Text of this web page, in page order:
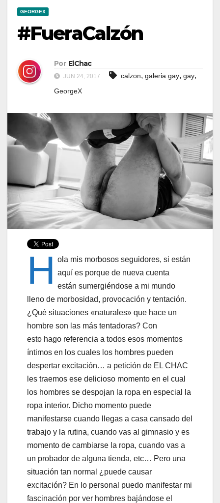
GEORGEX
#FueraCalzón
Por ElChac
JUN 24, 2017 calzon, galeria gay, gay,
GeorgeX
H ola mis morbosos seguidores, si están
aquí es porque de nueva cuenta
están sumergiéndose a mi mundo
lleno de morbosidad, provocación y tentación.
¿Qué situaciones «naturales» que hace un
hombre son las más tentadoras? Con
esto hago referencia a todos esos momentos
íntimos en los cuales los hombres pueden
despertar excitación… a petición de EL CHAC
les traemos ese delicioso momento en el cual
los hombres se despojan la ropa en especial la
ropa interior. Dicho momento puede
manifestarse cuando llegas a casa cansado del
trabajo y la rutina, cuando vas al gimnasio y es
momento de cambiarse la ropa, cuando vas a
un probador de alguna tienda, etc… Pero una
situación tan normal ¿puede causar
excitación? En lo personal puedo manifestar mi
fascinación por ver hombres bajándose el